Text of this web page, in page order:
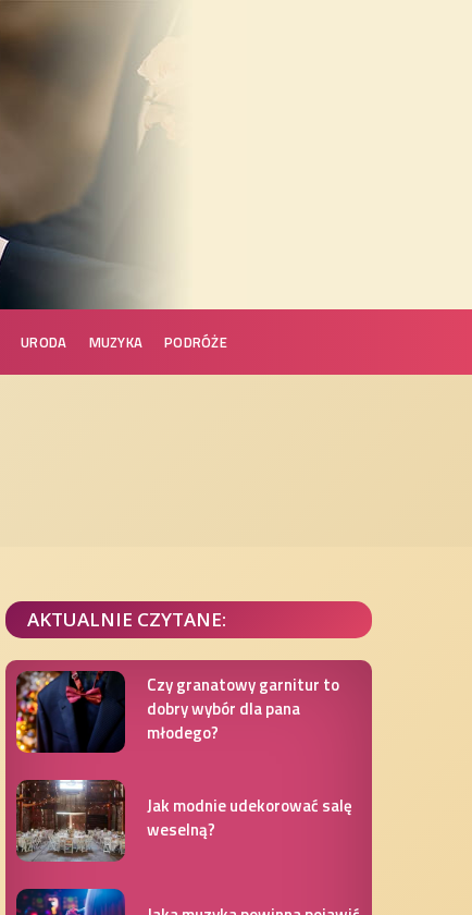
URODA MUZYKA PODRÓŻE
AKTUALNIE CZYTANE:
Czy granatowy garnitur to
dobry wybór dla pana
młodego?
Jak modnie udekorować salę
weselną?